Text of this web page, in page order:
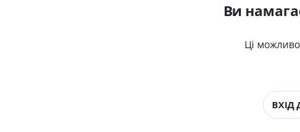
Ви
Ці
ВХІД